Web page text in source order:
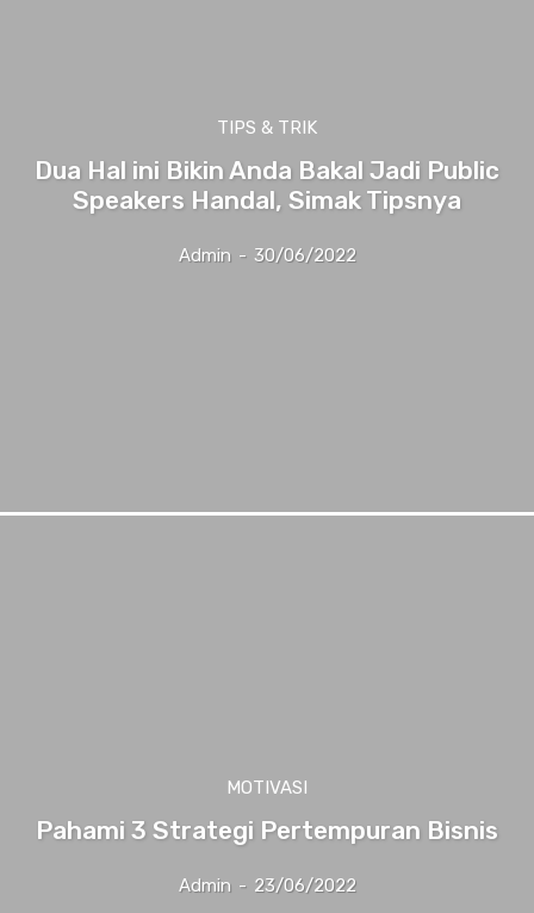
TIPS & TRIK
Dua Hal ini Bikin Anda Bakal Jadi Public
Speakers Handal, Simak Tipsnya
Admin - 30/06/2022
MOTIVASI
Pahami 3 Strategi Pertempuran Bisnis
Admin - 23/06/2022